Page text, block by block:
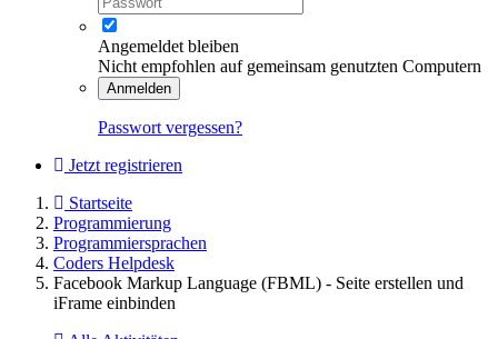
Angemeldet bleiben
Nicht empfohlen auf gemeinsam genutzten Computern
Anmelden
Passwort vergessen?
Jetzt registrieren
Startseite
Programmierung
Programmiersprachen
Coders Helpdesk
Facebook Markup Language (FBML) - Seite erstellen und
iFrame einbinden